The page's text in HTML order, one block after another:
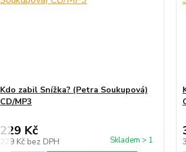
Kdo zabil Snížka? (Petra Soukupová)
CD/MP3
229 Kč
229 Kč bez DPH Skladem > 1